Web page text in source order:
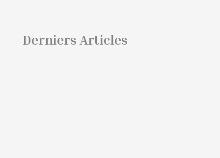
Derniers Articles